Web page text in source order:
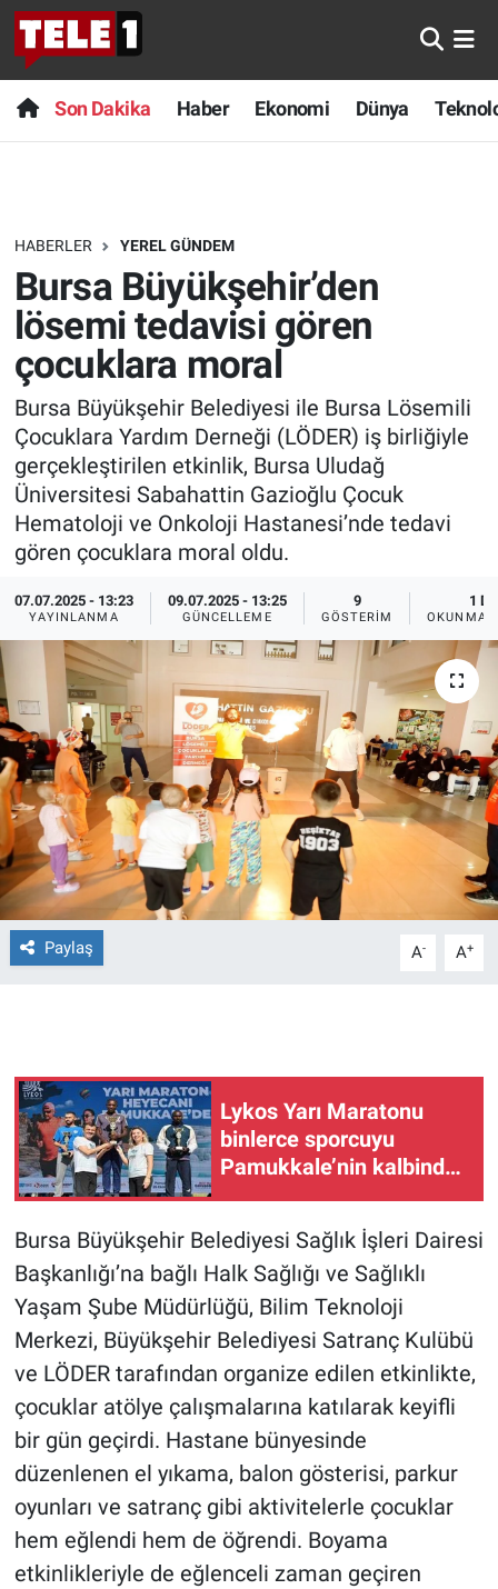
Son Dakika Haber Ekonomi Dünya
HABERLER YEREL GÜNDEM
Bursa Büyükşehir’den
lösemi tedavisi gören
çocuklara moral
Bursa Büyükşehir Belediyesi ile Bursa Lösemili
Çocuklara Yardım Derneği (LÖDER) iş birliğiyle
gerçekleştirilen etkinlik, Bursa Uludağ
Üniversitesi Sabahattin Gazioğlu Çocuk
Hematoloji ve Onkoloji Hastanesi’nde tedavi
gören çocuklara moral oldu.
07.07.2025 - 13:23
YAYINLANMA
09.07.2025 - 13:25
GÜNCELLEME
9
GÖSTERIM
1 DK
OKUNMA
Paylaş A- A+
Lykos Yarı Maratonu
binlerce sporcuyu
Pamukkale’nin kalbinde
Bursa Büyükşehir Belediyesi Sağlık İşleri Dairesi
Başkanlığı’na bağlı Halk Sağlığı ve Sağlıklı
Yaşam Şube Müdürlüğü, Bilim Teknoloji
Merkezi, Büyükşehir Belediyesi Satranç Kulübü
ve LÖDER tarafından organize edilen etkinlikte,
çocuklar atölye çalışmalarına katılarak keyifli
bir gün geçirdi. Hastane bünyesinde
düzenlenen el yıkama, balon gösterisi, parkur
oyunları ve satranç gibi aktivitelerle çocuklar
hem eğlendi hem de öğrendi. Boyama
etkinlikleriyle de eğlenceli zaman geçiren
Anında Manşet
Başka Sohbetler
Bilim turu
Bilim ve Teknoloji Evreni
Doğa Konuşuyor
Dünya
Ege Saati
Ege'den Esintiler
Eğitim
Eğlence
Ekonomi
Forum
Gerçeğin İzinde
Gün Başlıyor
Gün Bitiyor
Günün görüntüsü
Haber
Kimdir
Koronavirüs
Kültür Sanat
Ne demişti
Nedir
Popüler
Son Dakika
Haber
Dünya
Teknoloji
Sağlık
Spor
Yayın Akışı
İletişim
Nöbetçi Eczaneler
Hava Durumu
Trafik Durumu
Süper Lig Puan Durumu ve Fikstür
Tüm Manşetler
Son Dakika Haberleri
Haber Arşivi